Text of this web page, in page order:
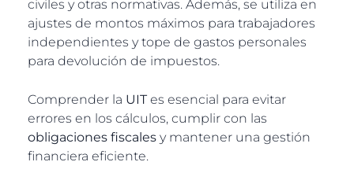
civiles y otras normativas. Además, se utiliza en
ajustes de montos máximos para trabajadores
independientes y tope de gastos personales
para devolución de impuestos.
Comprender la UITes esencial para evitar
errores en los cálculos, cumplir con las
obligaciones fiscales y mantener una gestión
financiera eficiente.